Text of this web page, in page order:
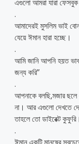
এগুলো আমরা যারা ফেসবুক
.
আমাদেরই মুসলিম ভাই
যেয়ে ঈমান হারা হচ্ছে।
.
আমি জানি আপনি হয়ত
জন্য করি”
.
আপনাকে বলছি,মজার ছলে
না। আর এগুলো দেখতে
তাহলে তো ডাইরেক্ট
.
ঈমান একটি মানুষের